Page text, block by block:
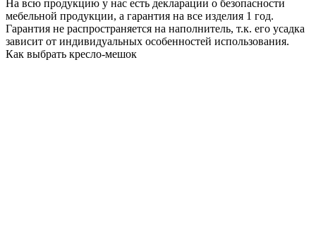
На всю продукцию у нас есть декларации о безопасности
мебельной продукции, а гарантия на все изделия 1 год.
Гарантия не распространяется на наполнитель, т.к. его усадка
зависит от индивидуальных особенностей использования.
Как выбрать кресло-мешок